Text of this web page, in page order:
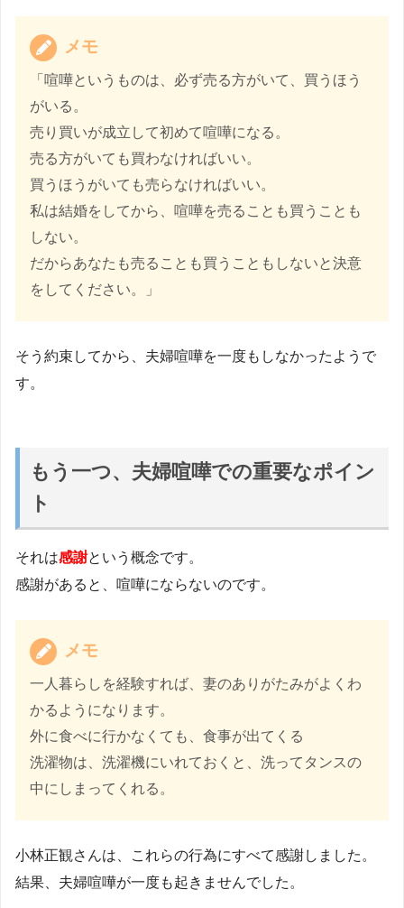
メモ
「喧嘩というものは、必ず売る方がいて、買うほう
がいる。
売り買いが成立して初めて喧嘩になる。
売る方がいても買わなければいい。
買うほうがいても売らなければいい。
私は結婚をしてから、喧嘩を売ることも買うことも
しない。
だからあなたも売ることも買うこともしないと決意
をしてください。」
そう約束してから、夫婦喧嘩を一度もしなかったようで
す。
もう一つ、夫婦喧嘩での重要なポイン
ト
それは感謝という概念です。
感謝があると、喧嘩にならないのです。
メモ
一人暮らしを経験すれば、妻のありがたみがよくわ
かるようになります。
外に食べに行かなくても、食事が出てくる
洗濯物は、洗濯機にいれておくと、洗ってタンスの
中にしまってくれる。
小林正観さんは、これらの行為にすべて感謝しました。
結果、夫婦喧嘩が一度も起きませんでした。